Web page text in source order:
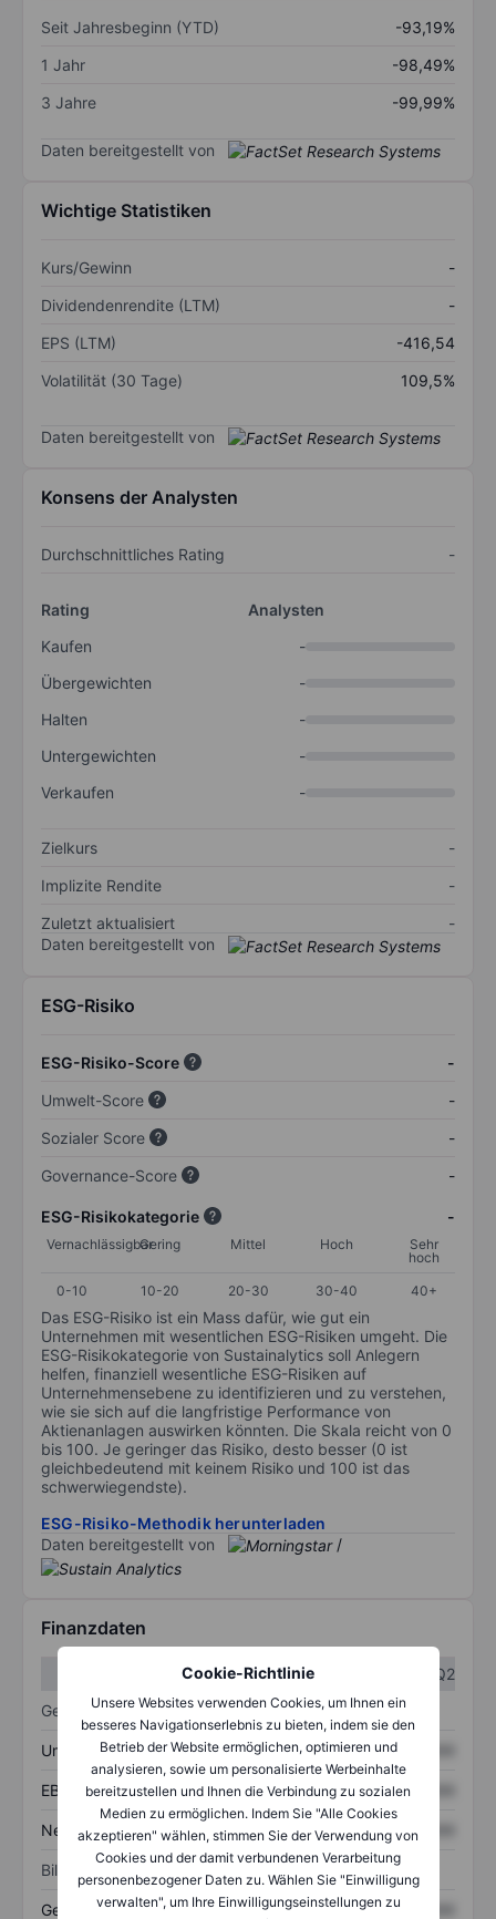
Cookie-Richtlinie
Unsere Websites verwenden Cookies, um Ihnen ein
besseres Navigationserlebnis zu bieten, indem sie den
Betrieb der Website ermöglichen, optimieren und
analysieren, sowie um personalisierte Werbeinhalte
bereitzustellen und Ihnen die Verbindung zu sozialen
Medien zu ermöglichen. Indem Sie "Alle Cookies
akzeptieren" wählen, stimmen Sie der Verwendung von
Cookies und der damit verbundenen Verarbeitung
personenbezogener Daten zu. Wählen Sie "Einwilligung
verwalten", um Ihre Einwilligungseinstellungen zu
Seit Jahresbeginn (YTD)
-93,19%
1 Jahr
-98,49%
3 Jahre
-99,99%
Daten bereitgestellt von
Wichtige Statistiken
Kurs/Gewinn
-
Dividendenrendite (LTM)
-
EPS (LTM)
-416,54
Volatilität (30 Tage)
109,5%
Daten bereitgestellt von
Konsens der Analysten
Durchschnittliches Rating -
Rating
Analysten
Kaufen
-
Übergewichten
-
Halten
-
Untergewichten
-
Verkaufen
-
Zielkurs
-
Implizite Rendite
-
Zuletzt aktualisiert
-
Daten bereitgestellt von
ESG-Risiko
ESG-Risiko-Score
-
Umwelt-Score
-
Sozialer Score
-
Governance-Score
-
ESG-Risikokategorie -
VernachlässigbarGering Mittel Hoch
Sehr
hoch
0-10
10-20 20-30 30-40 40+
Das ESG-Risiko ist ein Mass dafür, wie gut ein
Unternehmen mit wesentlichen ESG-Risiken umgeht. Die
ESG-Risikokategorie von Sustainalytics soll Anlegern
helfen, finanziell wesentliche ESG-Risiken auf
Unternehmensebene zu identifizieren und zu verstehen,
wie sie sich auf die langfristige Performance von
Aktienanlagen auswirken könnten. Die Skala reicht von 0
bis 100. Je geringer das Risiko, desto besser (0 ist
gleichbedeutend mit keinem Risiko und 100 ist das
schwerwiegendste).
ESG-Risiko-Methodik herunterladen
Daten bereitgestellt von
/
Finanzdaten
Q2
Gewinn- und Verlustrechnung
Umsatz XXXXXXX XXXXXXX
EBITDA XXXXXXX XXXXXXX
Nettoeinkommen XXXXXXX XXXXXXX
Bilanz
Gesamtvermögen XXXXXXX XXXXXXX